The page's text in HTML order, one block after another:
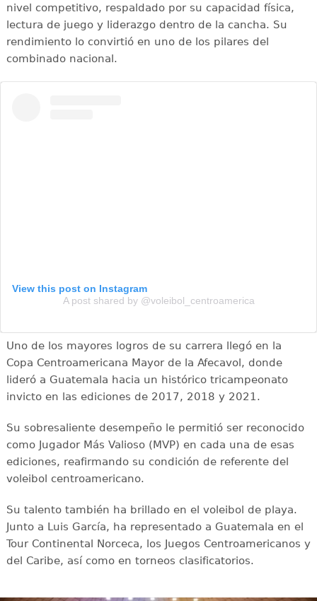
nivel competitivo, respaldado por su capacidad física,
lectura de juego y liderazgo dentro de la cancha. Su
rendimiento lo convirtió en uno de los pilares del
combinado nacional.
View this post on Instagram
A post shared by @voleibol_centroamerica
Uno de los mayores logros de su carrera llegó en la
Copa Centroamericana Mayor de la Afecavol, donde
lideró a Guatemala hacia un histórico tricampeonato
invicto en las ediciones de 2017, 2018 y 2021.
Su sobresaliente desempeño le permitió ser reconocido
como Jugador Más Valioso (MVP) en cada una de esas
ediciones, reafirmando su condición de referente del
voleibol centroamericano.
Su talento también ha brillado en el voleibol de playa.
Junto a Luis García, ha representado a Guatemala en el
Tour Continental Norceca, los Juegos Centroamericanos y
del Caribe, así como en torneos clasificatorios.